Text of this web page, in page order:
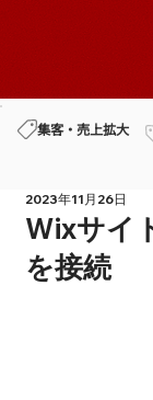
集客・売上拡大
Wixサイ
を接続
2023年11月26日